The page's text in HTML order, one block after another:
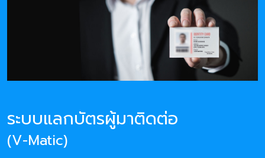
ระบบแลกบัตรผู้มาติดต่อ
(V-Matic)